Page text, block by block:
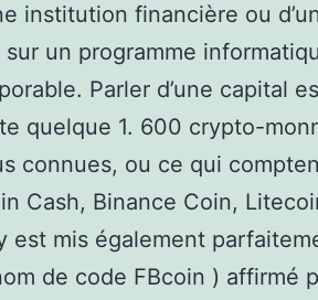
institution financière ou
un programme
Parler d’une capital
quelque 1. 600 crypto-
connues, ou ce qui
Cash, Binance Coin,
est mis également
de code FBcoin ) affirmé